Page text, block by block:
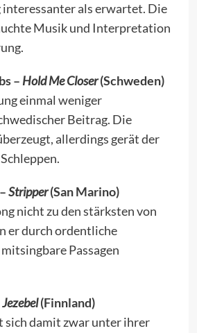
als erwartet. Die
Musik und Interpretation
– Hold Me Closer(Schweden)
einmal weniger
Beitrag. Die
allerdings gerät der
Stripper(San Marino)
nicht zu den stärksten von
er durch ordentliche
Passagen
Jezebel(Finnland)
sich damit zwar unter ihrer